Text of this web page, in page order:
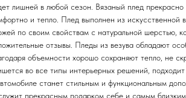
лишней в любой сезон. Вязаный плед
и тепло. Плед выполнен из искусственной
по своим свойствам с натуральной шерстью,
отзывы. Пледы из везува обладают
объемности хорошо сохраняют тепло, не
во все типы интерьерных решений,
станет стильным и функциональным
прекрасным подарком себе и самым